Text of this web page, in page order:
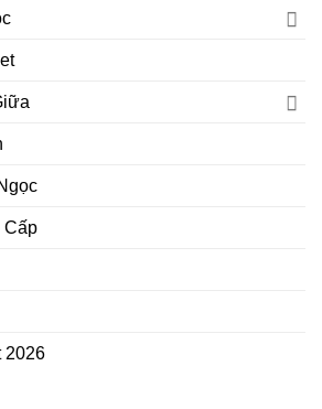
Cấp
2026